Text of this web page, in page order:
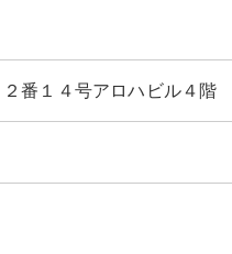
番１４号アロハビル４階